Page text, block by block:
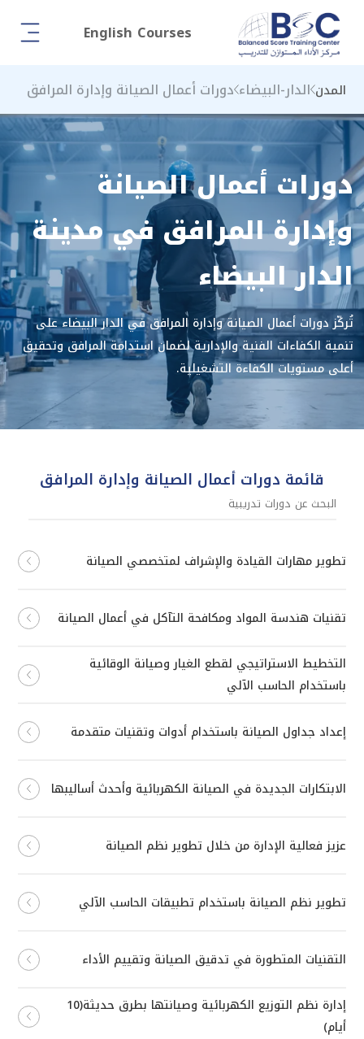
English Courses
المدن الدار-البيضاء دورات أعمال الصيانة وإدارة المرافق
دورات أعمال الصيانة
وإدارة المرافق في مدينة
الدار البيضاء
تُركّز دورات أعمال الصيانة وإدارة المرافق في الدار البيضاء على
تنمية الكفاءات الفنية والإدارية لضمان استدامة المرافق وتحقيق
أعلى مستويات الكفاءة التشغيلية.
قائمة دورات أعمال الصيانة وإدارة المرافق
تطوير مهارات القيادة والإشراف لمتخصصي الصيانة
تقنيات هندسة المواد ومكافحة التآكل في أعمال الصيانة
التخطيط الاستراتيجي لقطع الغيار وصيانة الوقائية
باستخدام الحاسب الآلي
إعداد جداول الصيانة باستخدام أدوات وتقنيات متقدمة
الابتكارات الجديدة في الصيانة الكهربائية وأحدث أساليبها
عزيز فعالية الإدارة من خلال تطوير نظم الصيانة
تطوير نظم الصيانة باستخدام تطبيقات الحاسب الآلي
التقنيات المتطورة في تدقيق الصيانة وتقييم الأداء
إدارة نظم التوزيع الكهربائية وصيانتها بطرق حديثة(10
أيام)